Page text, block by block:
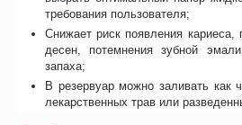
требования пользователя;
Снижает риск появления кариеса,
десен, потемнения зубной
запаха;
В резервуар можно заливать как
лекарственных трав или